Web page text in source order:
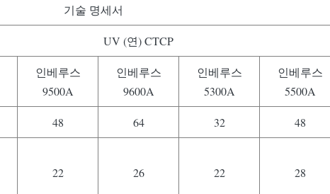
기술 명세서
UV (연) CTCP
인베루스
9500A
인베루스
9600A
인베루스
5300A
인베루스
5500A
48 64 32 48
22 26 22 28